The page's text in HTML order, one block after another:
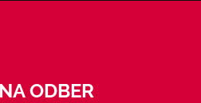
ODBER